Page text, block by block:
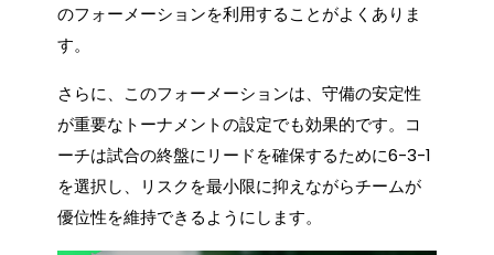
のフォーメーションを利用することがよくありま
す。
さらに、このフォーメーションは、守備の安定性
が重要なトーナメントの設定でも効果的です。コ
ーチは試合の終盤にリードを確保するために6-3-1
を選択し、リスクを最小限に抑えながらチームが
優位性を維持できるようにします。